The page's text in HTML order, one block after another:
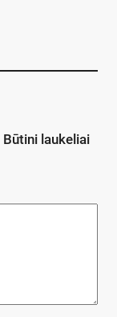
Būtini laukeliai